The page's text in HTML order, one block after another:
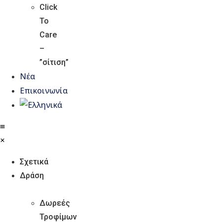
Click
To
Care
–
”σίτιση”
Νέα
Επικοινωνία
Σχετικά
Δράση
Δωρεές
Τροφίμων
ΑΤΟΜΙΚΕΣ ΔΩΡΕΕΣ